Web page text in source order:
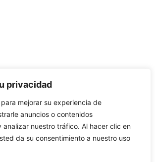
privacidad
mejorar su experiencia de
anuncios o contenidos
analizar nuestro tráfico. Al hacer clic en
da su consentimiento a nuestro uso